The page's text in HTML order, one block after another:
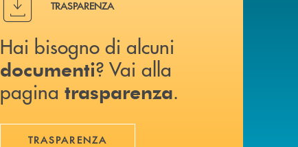
TRASPARENZA
Hai bisogno di alcuni
documenti? Vai alla
pagina trasparenza.
TRASPARENZA